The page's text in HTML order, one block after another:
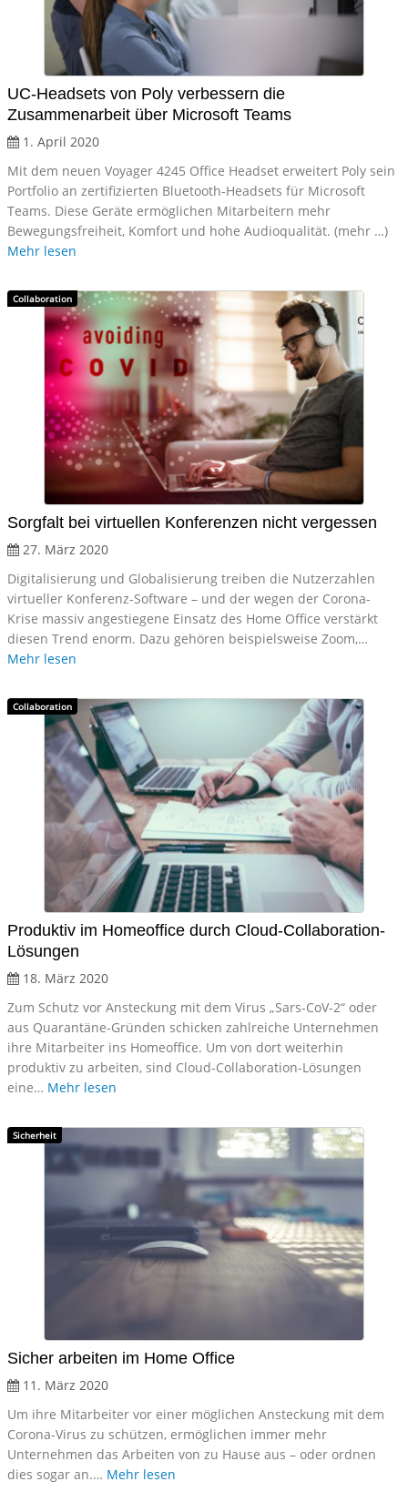
UC-Headsets von Poly verbessern die
Zusammenarbeit über Microsoft Teams
1. April 2020
Mit dem neuen Voyager 4245 Office Headset erweitert Poly sein
Portfolio an zertifizierten Bluetooth-Headsets für Microsoft
Teams. Diese Geräte ermöglichen Mitarbeitern mehr
Bewegungsfreiheit, Komfort und hohe Audioqualität. (mehr …)
Mehr lesen
Collaboration
Sorgfalt bei virtuellen Konferenzen nicht vergessen
27. März 2020
Digitalisierung und Globalisierung treiben die Nutzerzahlen
virtueller Konferenz-Software – und der wegen der Corona-
Krise massiv angestiegene Einsatz des Home Office verstärkt
diesen Trend enorm. Dazu gehören beispielsweise Zoom,…
Mehr lesen
Collaboration
Produktiv im Homeoffice durch Cloud-Collaboration-
Lösungen
18. März 2020
Zum Schutz vor Ansteckung mit dem Virus „Sars-CoV-2“ oder
aus Quarantäne-Gründen schicken zahlreiche Unternehmen
ihre Mitarbeiter ins Homeoffice. Um von dort weiterhin
produktiv zu arbeiten, sind Cloud-Collaboration-Lösungen
eine… Mehr lesen
Sicherheit
Sicher arbeiten im Home Office
11. März 2020
Um ihre Mitarbeiter vor einer möglichen Ansteckung mit dem
Corona-Virus zu schützen, ermöglichen immer mehr
Unternehmen das Arbeiten von zu Hause aus – oder ordnen
dies sogar an.… Mehr lesen